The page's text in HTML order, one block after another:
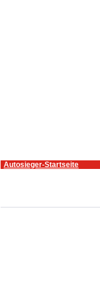
Autosieger-Startseite